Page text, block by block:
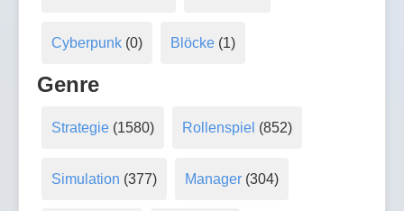
Cyberpunk(0) Blöcke (1)
Genre
Strategie(1580) Rollenspiel (852)
Simulation (377) Manager (304)